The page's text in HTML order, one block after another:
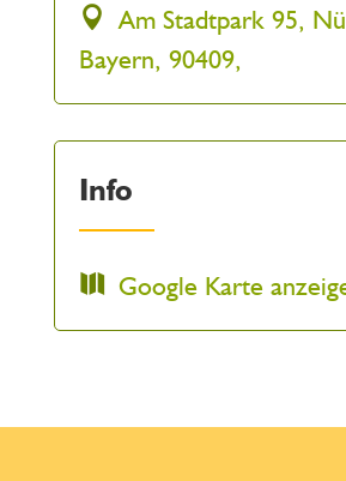
Am Stadtpark 95,
Bayern, 90409,
Info
Google Karte